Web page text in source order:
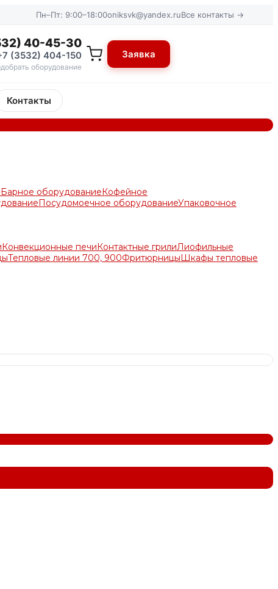
Пн–Пт: 9:00–18:00oniksvk@yandex.ruВсе контакты →
40-45-30
(3532) 404-150
оборудование
Заявка
Контакты
Барное оборудованиеКофейное
Посудомоечное оборудованиеУпаковочное
Конвекционные печиКонтактные грилиЛиофильные
Тепловые линии 700, 900ФритюрницыШкафы тепловые